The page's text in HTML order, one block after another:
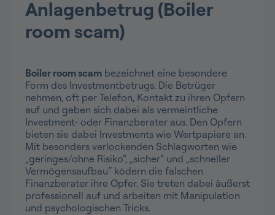
Anlagenbetrug (Boiler
room scam)
Boiler room scam bezeichnet eine besondere
Form des Investmentbetrugs. Die Betrüger
nehmen, oft per Telefon, Kontakt zu ihren Opfern
auf und geben sich dabei als vermeintliche
Investment- oder Finanzberater aus. Den Opfern
bieten sie dabei Investments wie Wertpapiere an.
Mit besonders verlockenden Schlagworten wie
„geringes/ohne Risiko“, „sicher“ und „schneller
Vermögensaufbau“ ködern die falschen
Finanzberater ihre Opfer. Sie treten dabei äußerst
professionell auf und arbeiten mit Manipulation
und psychologischen Tricks.